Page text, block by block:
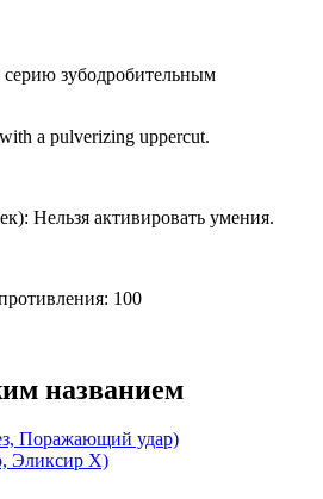
серию зубодробительным
a pulverizing uppercut.
Нельзя активировать умения.
100
названием
Поражающий удар)
Эликсир X)